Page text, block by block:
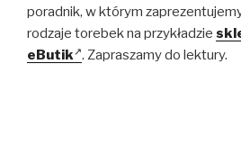
poradnik, w którym
rodzaje torebek na przykładzie
eButik . Zapraszamy do lektury.